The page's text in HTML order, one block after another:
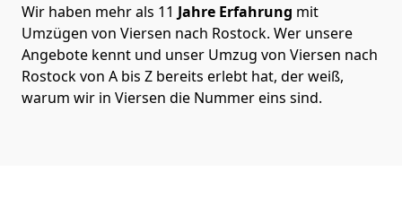
Wir haben mehr als 11 Jahre Erfahrung mit
Umzügen von Viersen nach Rostock. Wer unsere
Angebote kennt und unser Umzug von Viersen nach
Rostock von A bis Z bereits erlebt hat, der weiß,
warum wir in Viersen die Nummer eins sind.